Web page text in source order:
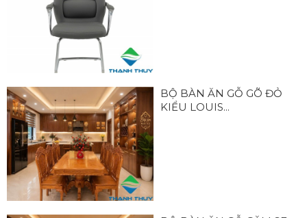
BỘ BÀN ĂN GỖ GÕ ĐỎ
KIỂU LOUIS...